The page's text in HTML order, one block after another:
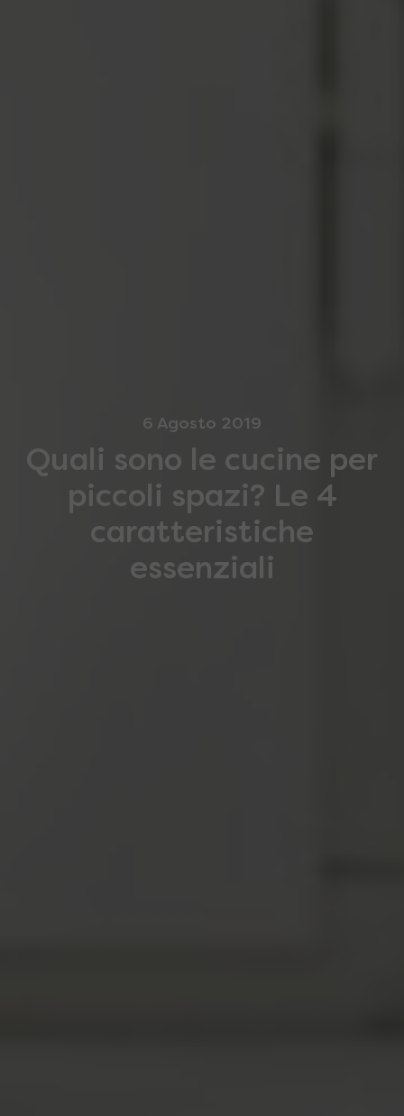
6 Agosto 2019
Quali sono le cucine per
piccoli spazi? Le 4
caratteristiche
essenziali